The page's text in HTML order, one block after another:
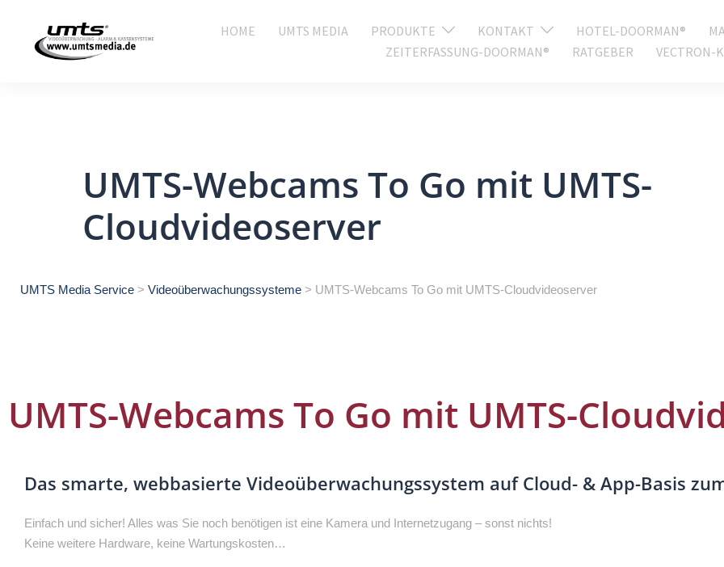
HOME UMTS MEDIA PRODUKTE KONTAKT HOTEL-DOORMAN®
ZEITERFASSUNG-DOORMAN®
RATGEBER VECTRON-
UMTS-Webcams To Go mit UMTS-
Cloudvideoserver
UMTS Media Service > Videoüberwachungssysteme > UMTS-Webcams To Go mit UMTS-Cloudvideoserver
UMTS-Webcams To Go mit UMTS-
Das smarte, webbasierte Videoüberwachungssystem auf Cloud- & App-Basis
Einfach und sicher! Alles was Sie noch benötigen ist eine Kamera und Internetzugang – sonst nichts!
Keine weitere Hardware, keine Wartungskosten…